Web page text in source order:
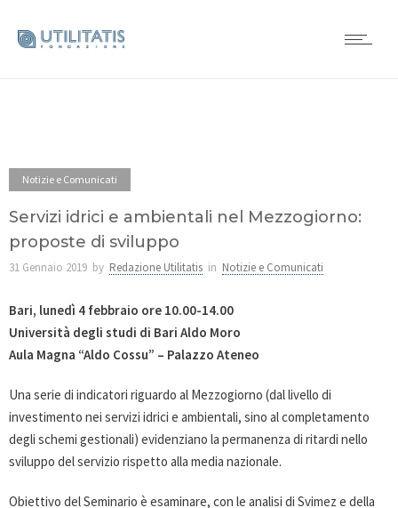
Notizie e Comunicati
Servizi idrici e ambientali nel Mezzogiorno:
proposte di sviluppo
31 Gennaio 2019 by Redazione Utilitatis in Notizie e Comunicati
Bari, lunedì 4 febbraio ore 10.00-14.00
Università degli studi di Bari Aldo Moro
Aula Magna “Aldo Cossu” – Palazzo Ateneo
Una serie di indicatori riguardo al Mezzogiorno (dal livello di
investimento nei servizi idrici e ambientali, sino al completamento
degli schemi gestionali) evidenziano la permanenza di ritardi nello
sviluppo del servizio rispetto alla media nazionale.
Obiettivo del Seminario è esaminare, con le analisi di Svimez e della